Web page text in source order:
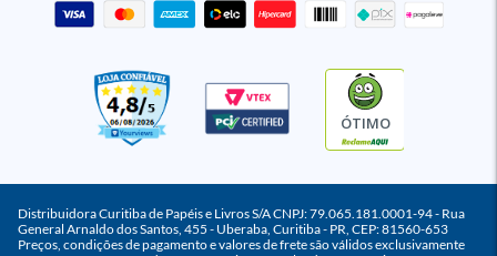
ÓTIMO
Distribuidora Curitiba de Papéis e Livros S/A CNPJ: 79.065.181.0001-94 - Rua
General Arnaldo dos Santos, 455 - Uberaba, Curitiba - PR, CEP: 81560-653
Preços, condições de pagamento e valores de frete são válidos exclusivamente